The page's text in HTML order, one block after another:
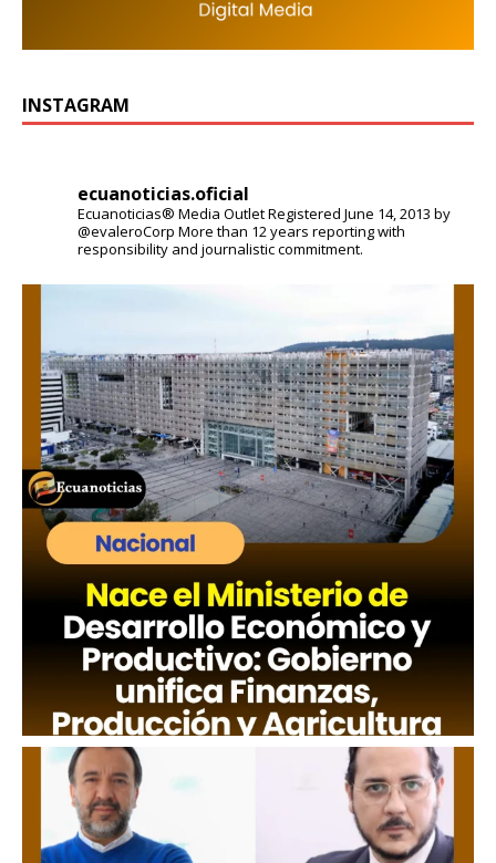
INSTAGRAM
ecuanoticias.oficial
Ecuanoticias® Media OutletRegistered June 14, 2013 by
@evaleroCorp More than 12 years reporting with
responsibility and journalistic commitment.